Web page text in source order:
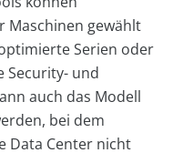
Maschinen gewählt
Serien oder
Security- und
auch das Modell
bei dem
Data Center nicht